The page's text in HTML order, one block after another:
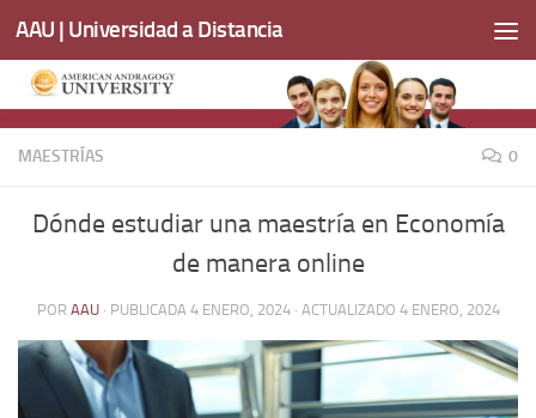
Saltar al contenido
AAU | Universidad a Distancia
MAESTRÍAS 0
Dónde estudiar una maestría en Economía
de manera online
POR AAU · PUBLICADA 4 ENERO, 2024· ACTUALIZADO 4 ENERO, 2024